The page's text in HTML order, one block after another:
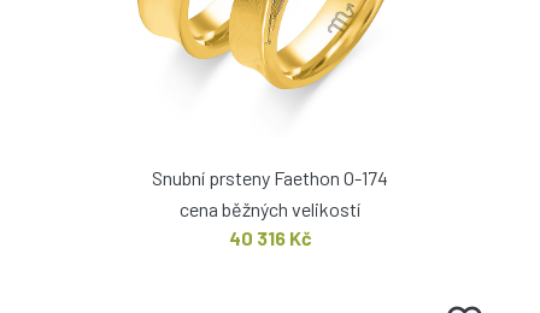
Snubní prsteny Faethon O-174
cena běžných velikostí
40 316 Kč